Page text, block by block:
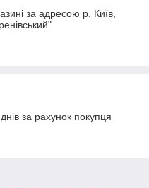
за адресою р. Київ,
за рахунок покупця